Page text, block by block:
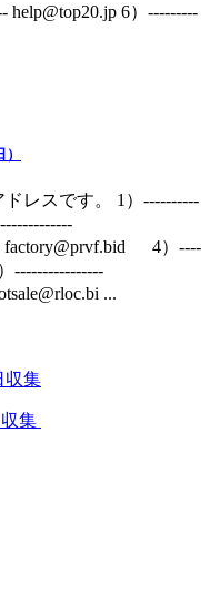
help@top20.jp 6）---------
レスです。 1）----------
factory@prvf.bid 4）----
----------------
...
収集
集